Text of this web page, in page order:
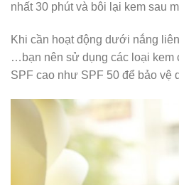
nhất 30 phút và bôi lại kem sau
Khi cần hoạt động dưới nắng
…bạn nên sử dụng các loại kem
SPF cao như SPF 50 để bảo vệ